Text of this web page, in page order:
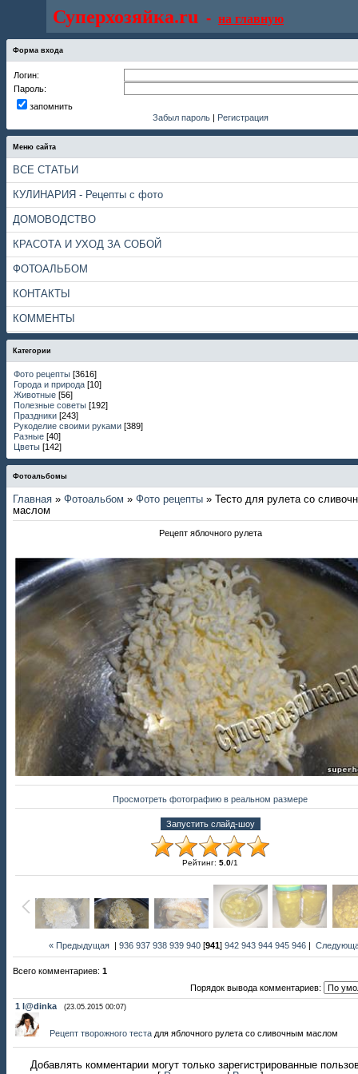
Суперхозяйка.ru - на главную
Форма входа
Логин:
Пароль:
запомнить
Забыл пароль | Регистрация
Меню сайта
ВСЕ СТАТЬИ
КУЛИНАРИЯ - Рецепты с фото
ДОМОВОДСТВО
КРАСОТА И УХОД ЗА СОБОЙ
ФОТОАЛЬБОМ
КОНТАКТЫ
КОММЕНТЫ
Категории
Фото рецепты [3616]
Города и природа [10]
Животные [56]
Полезные советы [192]
Праздники [243]
Рукоделие своими руками [389]
Разные [40]
Цветы [142]
Фотоальбомы
Главная » Фотоальбом » Фото рецепты » Тесто для рулета со
маслом
Рецепт яблочного рулета
Просмотреть фотографию в реальном размере
Рейтинг: 5.0/1
« Предыдущая |936 937 938 939 940 [941]942 943 944 945 946 |
Всего комментариев: 1
Порядок вывода комментариев:
1 l@dinka (23.05.2015 00:07)
Рецепт творожного теста для яблочного рулета со сливочным маслом
Добавлять комментарии могут только зарегистрированные